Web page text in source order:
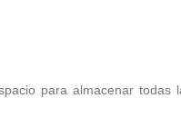
para almacenar